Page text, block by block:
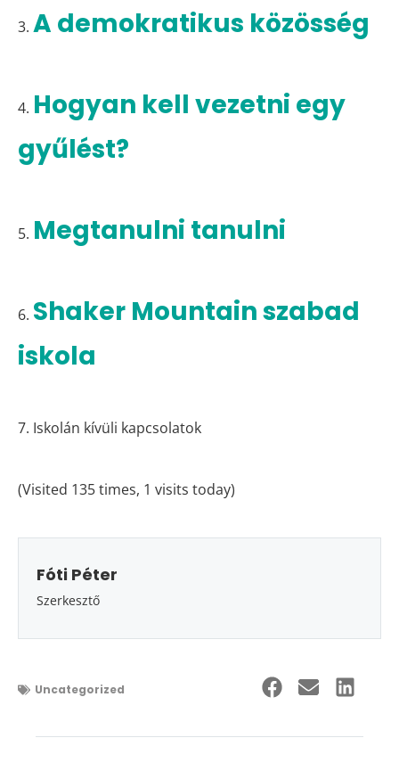
3. A demokratikus közösség
4. Hogyan kell vezetni egy
gyűlést?
5. Megtanulni tanulni
6. Shaker Mountain szabad
iskola
7. Iskolán kívüli kapcsolatok
(Visited 135 times, 1 visits today)
Fóti Péter
Szerkesztő
Uncategorized